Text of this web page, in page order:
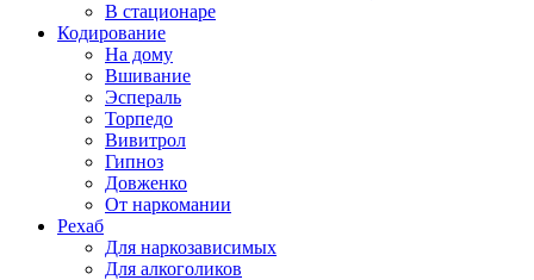
В стационаре
Кодирование
На дому
Вшивание
Эспераль
Торпедо
Вивитрол
Гипноз
Довженко
От наркомании
Рехаб
Для наркозависимых
Для алкоголиков